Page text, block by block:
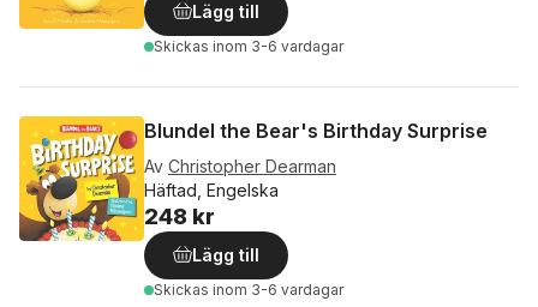
Lägg till
Skickas inom 3-6 vardagar
Blundel the Bear's Birthday Surprise
Av Christopher Dearman
Häftad, Engelska
248 kr
Lägg till
Skickas inom 3-6 vardagar